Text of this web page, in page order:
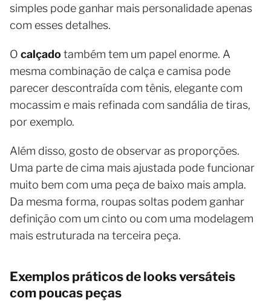
simples pode ganhar mais personalidade apenas
com esses detalhes.
O calçadotambém tem um papel enorme. A
mesma combinação de calça e camisa pode
parecer descontraída com tênis, elegante com
mocassim e mais refinada com sandália de tiras,
por exemplo.
Além disso, gosto de observar as proporções.
Uma parte de cima mais ajustada pode funcionar
muito bem com uma peça de baixo mais ampla.
Da mesma forma, roupas soltas podem ganhar
definição com um cinto ou com uma modelagem
mais estruturada na terceira peça.
Exemplos práticos de looks versáteis
com poucas peças